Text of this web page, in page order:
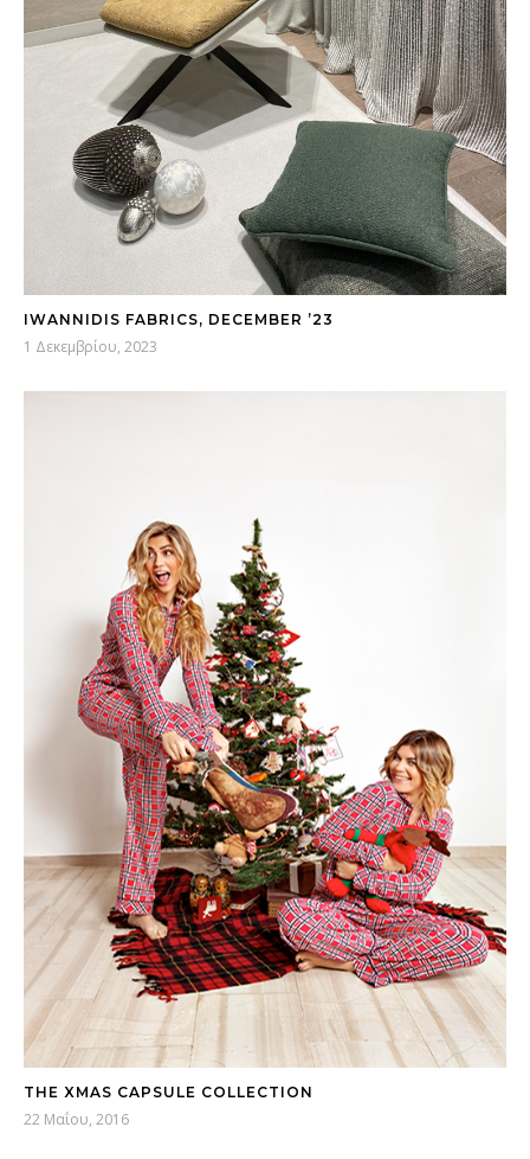
IWANNIDIS FABRICS, DECEMBER ’23
1 Δεκεμβρίου, 2023
THE XMAS CAPSULE COLLECTION
22 Μαΐου, 2016